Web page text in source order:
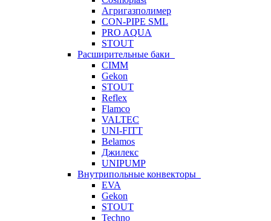
Агригазполимер
CON-PIPE SML
PRO AQUA
STOUT
Расширительные баки
CIMM
Gekon
STOUT
Reflex
Flamco
VALTEC
UNI-FITT
Belamos
Джилекс
UNIPUMP
Внутрипольные конвекторы
EVA
Gekon
STOUT
Techno